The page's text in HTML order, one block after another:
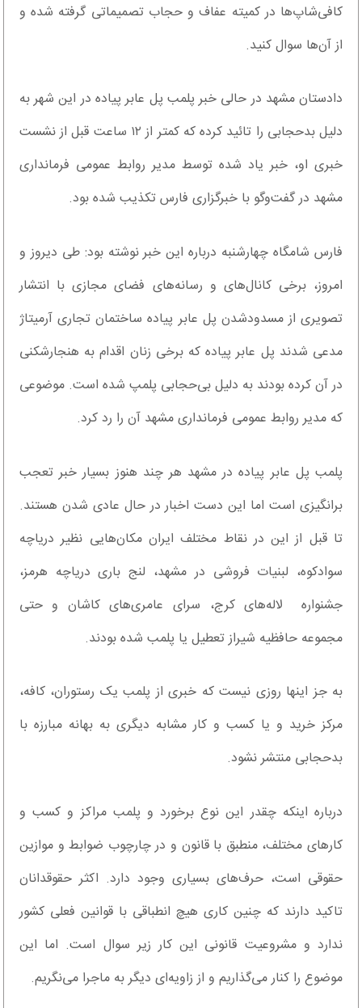
کافی‌شاپ‌ها در کمیته عفاف و حجاب تصمیماتی گرفته شده و
از آن‌ها سوال کنید.
دادستان مشهد در حالی خبر پلمب پل عابر پیاده در این شهر به
دلیل بدحجابی را تائید کرده که کمتر از ۱۲ ساعت قبل از نشست
خبری او، خبر یاد شده توسط مدیر روابط عمومی فرمانداری
مشهد در گفت‌وگو با خبرگزاری فارس تکذیب شده بود.
فارس شامگاه چهارشنبه درباره این خبر نوشته بود: طی دیروز و
امروز، برخی کانال‌های و رسانه‌های فضای مجازی با انتشار
تصویری از مسدودشدن پل عابر پیاده ساختمان تجاری آرمیتاژ
مدعی شدند پل عابر پیاده که برخی زنان اقدام به هنجارشکنی
در آن کرده بودند به دلیل بی‌حجابی پلمپ شده است. موضوعی
که مدیر روابط عمومی فرمانداری مشهد آن را رد کرد.
پلمب پل عابر پیاده در مشهد هر چند هنوز بسیار خبر تعجب
برانگیزی است اما این دست اخبار در حال عادی شدن هستند.
تا قبل از این در نقاط مختلف ایران مکان‌هایی نظیر دریاچه
سوادکوه، لبنیات فروشی در مشهد، لنج باری دریاچه هرمز،
جشنواره لاله‌های کرج، سرای عامری‌های کاشان و حتی
مجموعه حافظیه شیراز تعطیل یا پلمب شده بودند.
به جز اینها روزی نیست که خبری از پلمب یک رستوران، کافه،
مرکز خرید و یا کسب و کار مشابه دیگری به بهانه مبارزه با
بدحجابی منتشر نشود.
درباره اینکه چقدر این نوع برخورد و پلمب مراکز و کسب و
کارهای مختلف، منطبق با قانون و در چارچوب ضوابط و موازین
حقوقی است، حرف‌های بسیاری وجود دارد. اکثر حقوقدانان
تاکید دارند که چنین کاری هیچ انطباقی با قوانین فعلی کشور
ندارد و مشروعیت قانونی این کار زیر سوال است. اما این
موضوع را کنار می‌گذاریم و از زاویه‌ای دیگر به ماجرا می‌نگریم.